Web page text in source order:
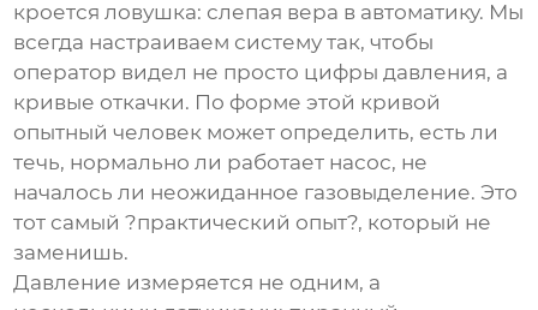
кроется ловушка: слепая вера в автоматику. Мы
всегда настраиваем систему так, чтобы
оператор видел не просто цифры давления, а
кривые откачки. По форме этой кривой
опытный человек может определить, есть ли
течь, нормально ли работает насос, не
началось ли неожиданное газовыделение. Это
тот самый ?практический опыт?, который не
заменишь.
Давление измеряется не одним, а